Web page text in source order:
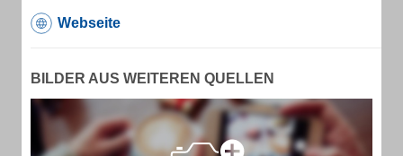
Webseite
BILDER AUS WEITEREN QUELLEN